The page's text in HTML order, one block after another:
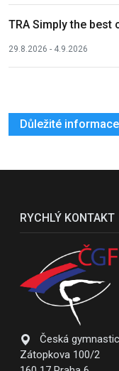
TRA Simply the best
29.8.2026 - 4.9.2026
Důležité informace
RYCHLÝ KONTAKT
Česká
Zátopkova 100/2